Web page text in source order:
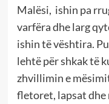
Malësi, ishin pa
varfëra dhe larg
ishin të vështira.
lehtë për shkak të
zhvillimin e
fletoret, lapsat